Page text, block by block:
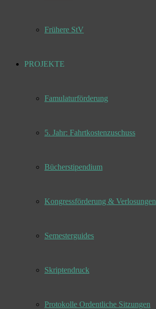
Frühere StV
PROJEKTE
Famulaturförderung
5. Jahr: Fahrtkostenzuschuss
Bücherstipendium
Kongressförderung & Verlosungen
Semesterguides
Skriptendruck
Protokolle Ordentliche Sitzungen